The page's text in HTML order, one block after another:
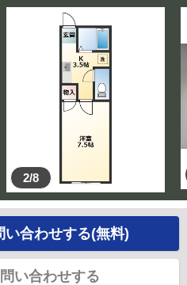
2/8
い合わせする(無料)
い合わせする